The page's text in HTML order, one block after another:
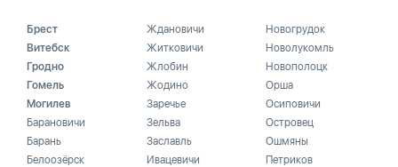
Брест
Витебск
Гродно
Гомель
Могилев
Барановичи
Барань
Белоозёрск
Ждановичи
Житковичи
Жлобин
Жодино
Заречье
Зельва
Заславль
Ивацевичи
Новогрудок
Новолукомль
Новополоцк
Орша
Осиповичи
Островец
Ошмяны
Петриков